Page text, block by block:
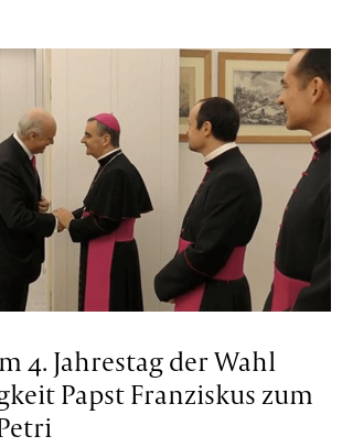
4. Jahrestag der Wahl
Papst Franziskus zum